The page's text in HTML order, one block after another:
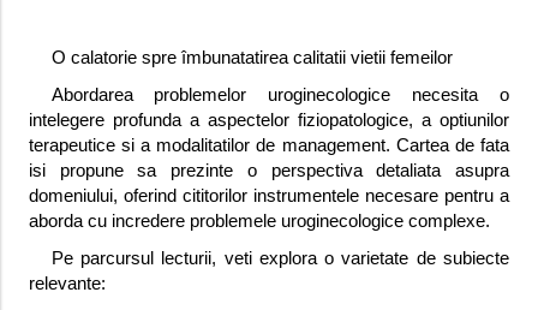
O calatorie spre îmbunatatirea calitatii vietii femeilor
Abordarea problemelor uroginecologice necesita o
intelegere profunda a aspec­telor fiziopatologice, a optiunilor
terapeutice si a modalitatilor de management. Cartea de fata
isi propune sa prezinte o perspectiva detaliata asupra
domeniului, oferind cititorilor instrumentele necesare pentru a
aborda cu incredere proble­mele uroginecologice complexe.
Pe parcursul lecturii, veti explora o varietate de subiecte
relevante: